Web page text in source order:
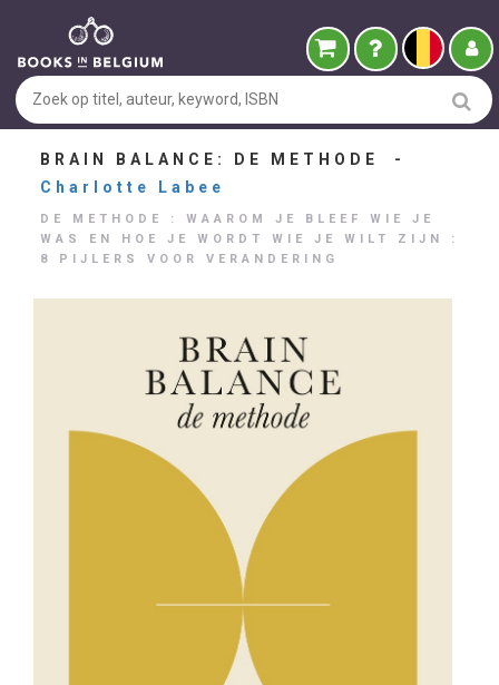
BRAIN BALANCE: DE METHODE -
Charlotte Labee
DE METHODE : WAAROM JE BLEEF WIE JE
WAS EN HOE JE WORDT WIE JE WILT ZIJN :
8 PIJLERS VOOR VERANDERING